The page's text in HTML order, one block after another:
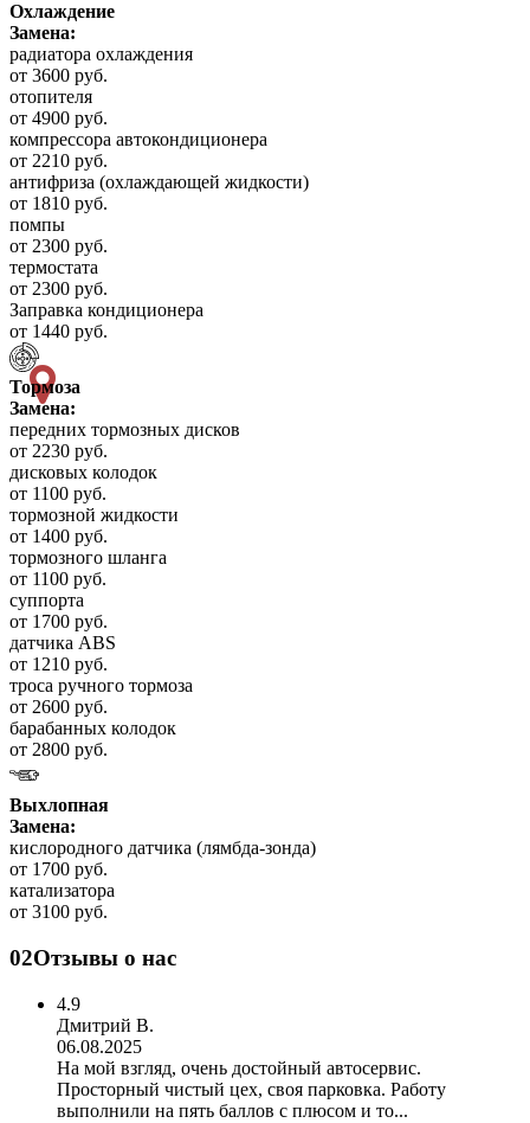
Охлаждение
Замена:
радиатора охлаждения
от 3600 руб.
отопителя
от 4900 руб.
компрессора автокондиционера
от 2210 руб.
антифриза (охлаждающей жидкости)
от 1810 руб.
помпы
от 2300 руб.
термостата
от 2300 руб.
Заправка кондиционера
от 1440 руб.
Тормоза
Замена:
передних тормозных дисков
от 2230 руб.
дисковых колодок
от 1100 руб.
тормозной жидкости
от 1400 руб.
тормозного шланга
от 1100 руб.
суппорта
от 1700 руб.
датчика ABS
от 1210 руб.
троса ручного тормоза
от 2600 руб.
барабанных колодок
от 2800 руб.
Выхлопная
Замена:
кислородного датчика (лямбда-зонда)
от 1700 руб.
катализатора
от 3100 руб.
02Отзывы о нас
4.9
Дмитрий В.
06.08.2025
На мой взгляд, очень достойный автосервис.
Просторный чистый цех, своя парковка. Работу
выполнили на пять баллов с плюсом и то...